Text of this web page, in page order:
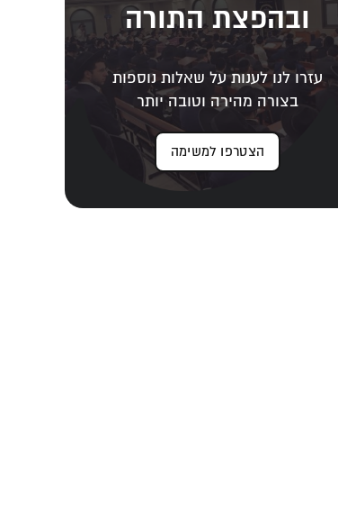
ובהפצת התורה
עזרו לנו לענות על שאלות נוספות
בצורה מהירה וטובה יותר
הצטרפו למשימה